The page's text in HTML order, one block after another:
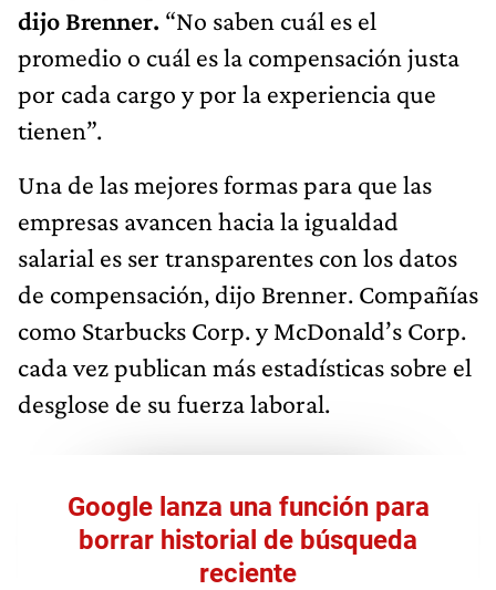
dijo Brenner. “No saben cuál es el
promedio o cuál es la compensación justa
por cada cargo y por la experiencia que
tienen”.
Una de las mejores formas para que las
empresas avancen hacia la igualdad
salarial es ser transparentes con los datos
de compensación, dijo Brenner. Compañías
como Starbucks Corp. y McDonald’s Corp.
cada vez publican más estadísticas sobre el
desglose de su fuerza laboral.
Google lanza una función para
borrar historial de búsqueda
reciente